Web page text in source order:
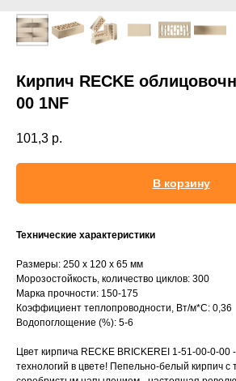
Кирпич RECKE
00 1NF
101,3 р.
В корзину
Технические характеристики
Размеры: 250 х 120 х 65 мм
Морозостойкость, количество циклов: 300
Марка прочности: 150-175
Коэффициент теплопроводности, Вт/м*С: 0,36
Водопоглощение (%): 5-6
Цвет кирпича RECKE BRICKEREI 1-51-00-0-00
технологий в цвете! Пепельно-белый кирпич